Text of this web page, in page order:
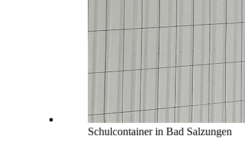
Schulcontainer in Bad Salzungen